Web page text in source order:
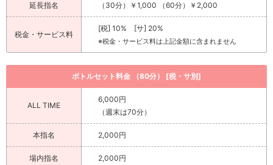
延長指名 （30分）￥1,000 （60分）￥2,000
税金・サービス料
[税] 10% [サ] 20%
※税金・サービス料は上記金額に含まれません
ボトルセット料金 （80分） [税・サ別]
ALL TIME
6,000円
（週末は70分）
本指名 2,000円
場内指名 2,000円